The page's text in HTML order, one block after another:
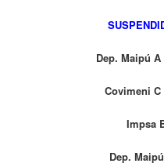
Dep. Maipú
Covimeni
Impsa
Dep.